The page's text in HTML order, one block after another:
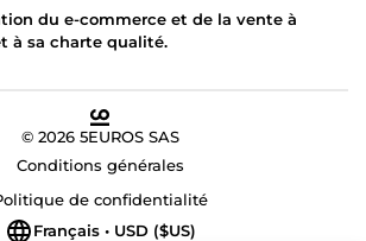
du e-commerce et de la vente à
à sa charte qualité.
© 2026 5EUROS SAS
Conditions générales
de confidentialité
Français • USD ($US)